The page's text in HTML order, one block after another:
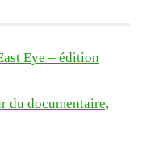
Eye – édition
du documentaire,